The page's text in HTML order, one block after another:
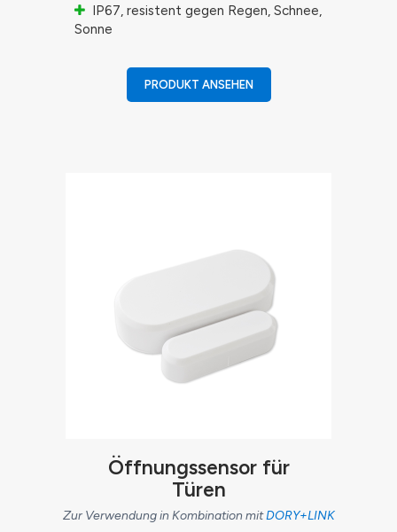
IP67, resistent gegen Regen, Schnee,
Sonne
PRODUKT ANSEHEN
Öffnungssensor für
Türen
Zur Verwendung in Kombination mitDORY+LINK